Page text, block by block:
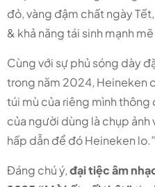
đỏ, vàng đậm chất ngày
& khả năng tái sinh mạnh
Cùng với sự phủ sóng dày
trong năm 2024, Heineken
túi mù của riêng mình thông
của người dùng là chụp ảnh
hấp dẫn để đó Heineken lo.”
Đáng chú ý,đại tiệc âm